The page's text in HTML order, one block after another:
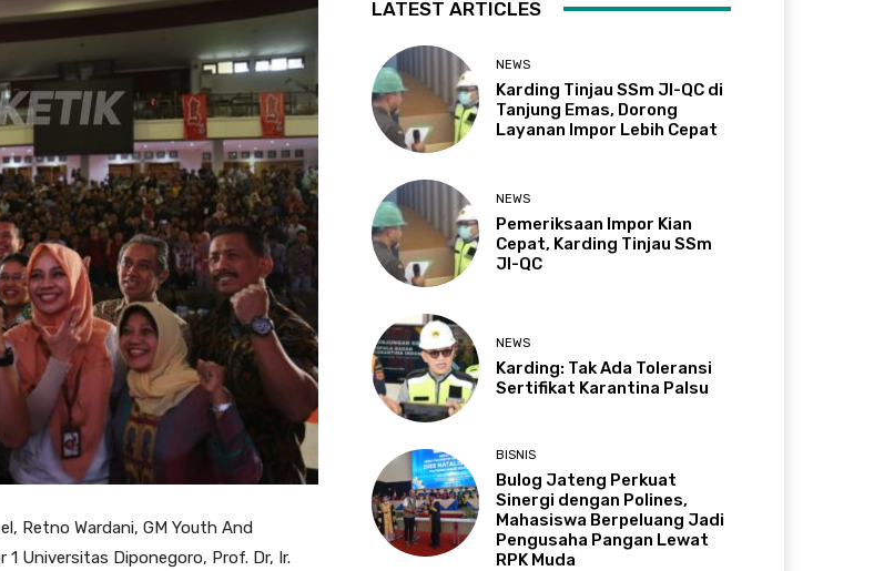
Retno Wardani, GM Youth And
1 Universitas Diponegoro, Prof. Dr, Ir.
LATEST ARTICLES
NEWS
Karding Tinjau SSm JI-QC di
Tanjung Emas, Dorong
Layanan Impor Lebih Cepat
NEWS
Pemeriksaan Impor Kian
Cepat, Karding Tinjau SSm
JI-QC
NEWS
Karding: Tak Ada Toleransi
Sertifikat Karantina Palsu
BISNIS
Bulog Jateng Perkuat
Sinergi dengan Polines,
Mahasiswa Berpeluang Jadi
Pengusaha Pangan Lewat
RPK Muda